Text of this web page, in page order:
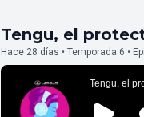
Tengu, el
Hace 28 días • Temporada 6 •